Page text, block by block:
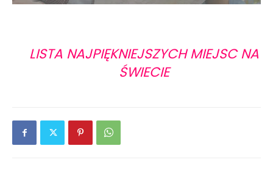
LISTA NAJPIĘKNIEJSZYCH MIEJSC NA
ŚWIECIE